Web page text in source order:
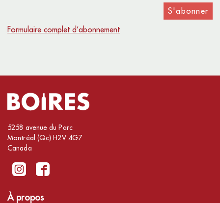
S'abonner
Formulaire complet d’abonnement
5258 avenue du Parc
Montréal (Qc) H2V 4G7
Canada
À propos